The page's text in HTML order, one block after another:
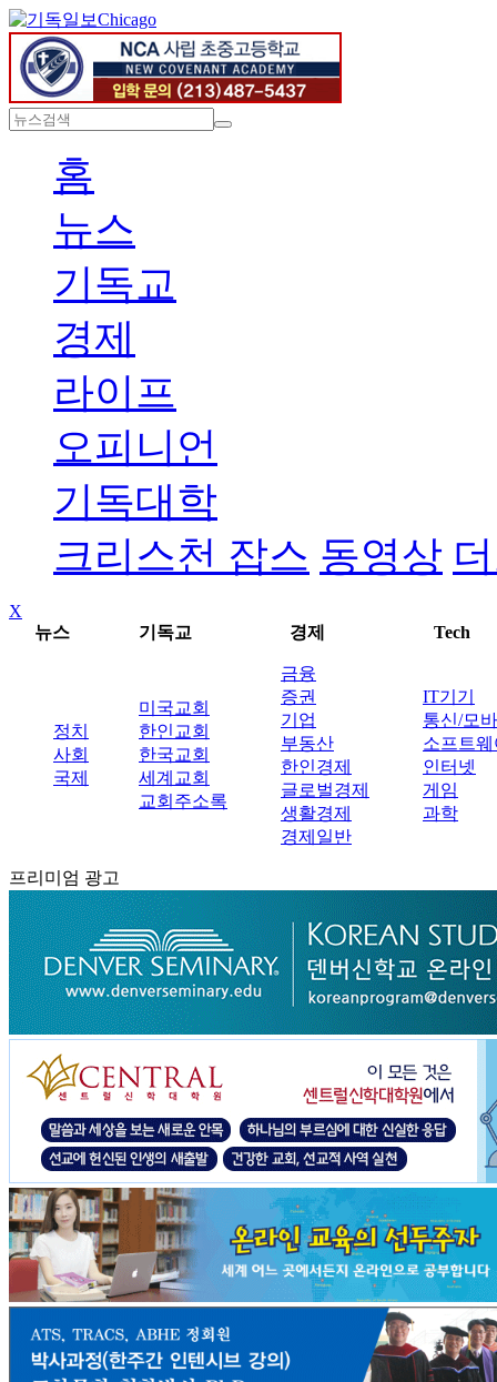
Chicago
홈
뉴스
기독교
경제
라이프
오피니언
기독대학
크리스천 잡스 동영상
X
뉴스
기독교 경제 Tech
정치
사회
국제
미국교회
한인교회
한국교회
세계교회
교회주소록
금융
증권
기업
부동산
한인경제
글로벌경제
생활경제
경제일반
IT기기
통신/모
소프트웨
인터넷
게임
과학
프리미엄 광고